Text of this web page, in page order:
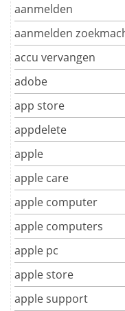
aanmelden
aanmelden
accu vervangen
adobe
app store
appdelete
apple
apple care
apple computer
apple computers
apple pc
apple store
apple support